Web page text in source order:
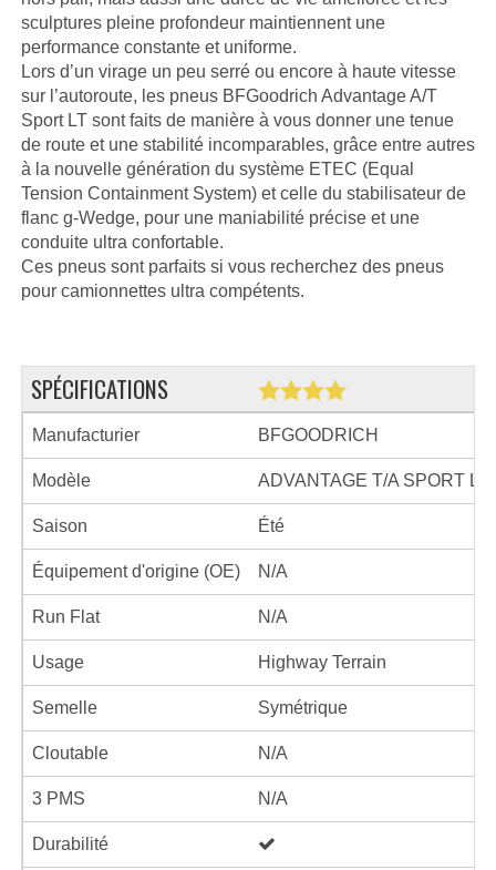
sculptures pleine profondeur maintiennent une
performance constante et uniforme.
Lors d’un virage un peu serré ou encore à haute vitesse
sur l’autoroute, les pneus BFGoodrich Advantage A/T
Sport LT sont faits de manière à vous donner une tenue
de route et une stabilité incomparables, grâce entre autres
à la nouvelle génération du système ETEC (Equal
Tension Containment System) et celle du stabilisateur de
flanc g-Wedge, pour une maniabilité précise et une
conduite ultra confortable.
Ces pneus sont parfaits si vous recherchez des pneus
pour camionnettes ultra compétents.
SPÉCIFICATIONS
Manufacturier BFGOODRICH
Modèle ADVANTAGE T/A SPORT LT
Saison Été
Équipement d'origine (OE) N/A
Run Flat N/A
Usage Highway Terrain
Semelle Symétrique
Cloutable N/A
3 PMS N/A
Durabilité